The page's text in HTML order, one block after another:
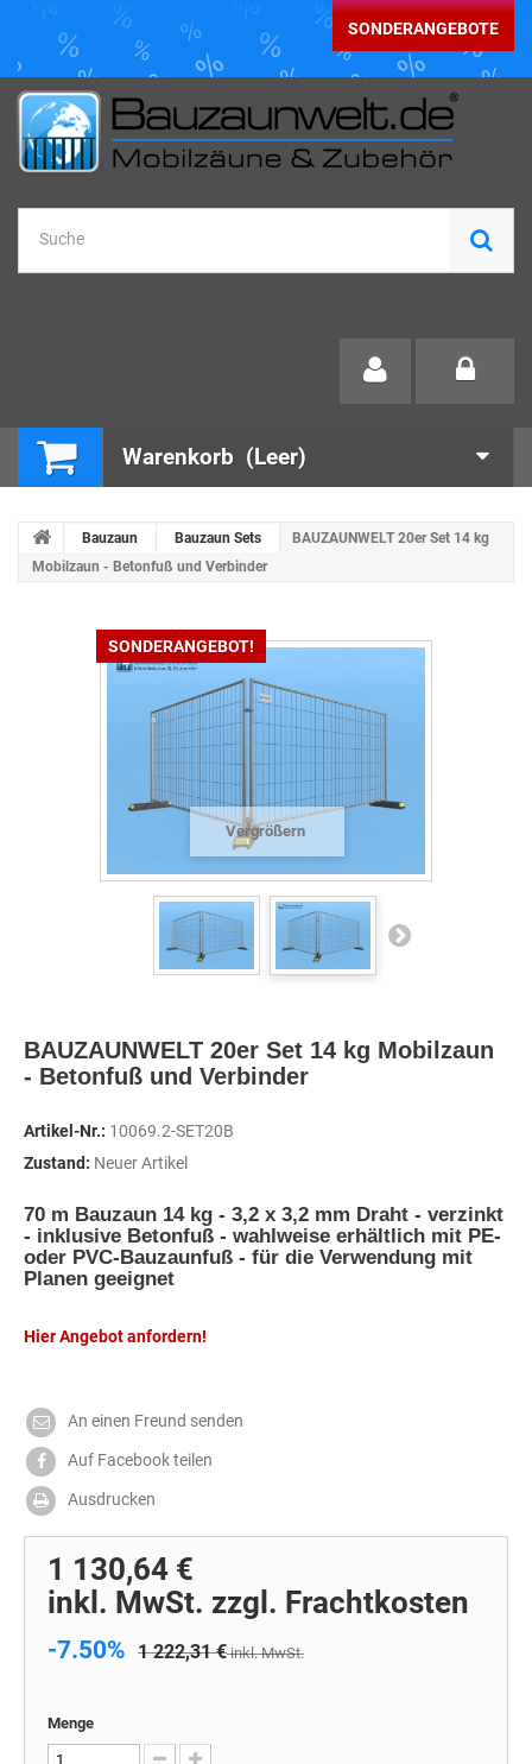
SONDERANGEBOTE
Warenkorb (Leer)
Bauzaun Bauzaun Sets
BAUZAUNWELT 20er Set 14 kg
Mobilzaun - Betonfuß und Verbinder
SONDERANGEBOT!
Vergrößern
BAUZAUNWELT 20er Set 14 kg Mobilzaun
- Betonfuß und Verbinder
Artikel-Nr.: 10069.2-SET20B
Zustand: Neuer Artikel
70 m Bauzaun 14 kg - 3,2 x 3,2 mm Draht - verzinkt
- inklusive Betonfuß - wahlweise erhältlich mit PE-
oder PVC-Bauzaunfuß - für die Verwendung mit
Planen geeignet
Hier Angebot anfordern!
An einen Freund senden
Auf Facebook teilen
Ausdrucken
1 130,64 €
inkl. MwSt. zzgl. Frachtkosten
-7.50% 1 222,31 €inkl. MwSt.
Menge